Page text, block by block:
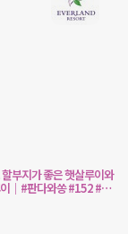
부지가 좋은 햇살루이와
｜#판다와쏭 #152 #아